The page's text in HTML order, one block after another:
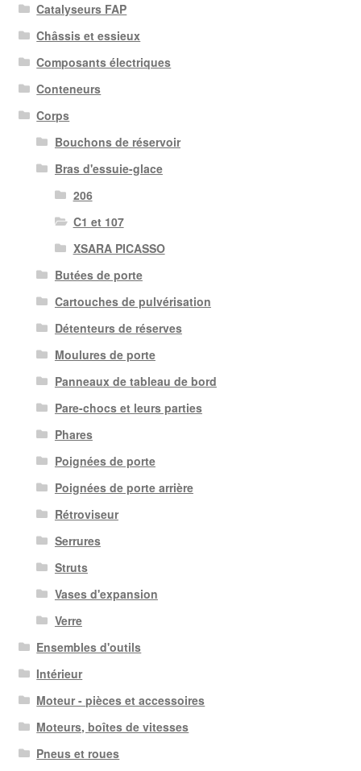
Catalyseurs FAP
Châssis et essieux
Composants électriques
Conteneurs
Corps
Bouchons de réservoir
Bras d'essuie-glace
206
C1 et 107
XSARA PICASSO
Butées de porte
Cartouches de pulvérisation
Détenteurs de réserves
Moulures de porte
Panneaux de tableau de bord
Pare-chocs et leurs parties
Phares
Poignées de porte
Poignées de porte arrière
Rétroviseur
Serrures
Struts
Vases d'expansion
Verre
Ensembles d'outils
Intérieur
Moteur - pièces et accessoires
Moteurs, boîtes de vitesses
Pneus et roues